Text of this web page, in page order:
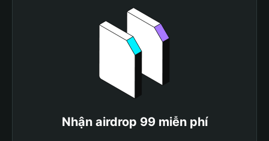
Nhận airdrop 99 miễn phí